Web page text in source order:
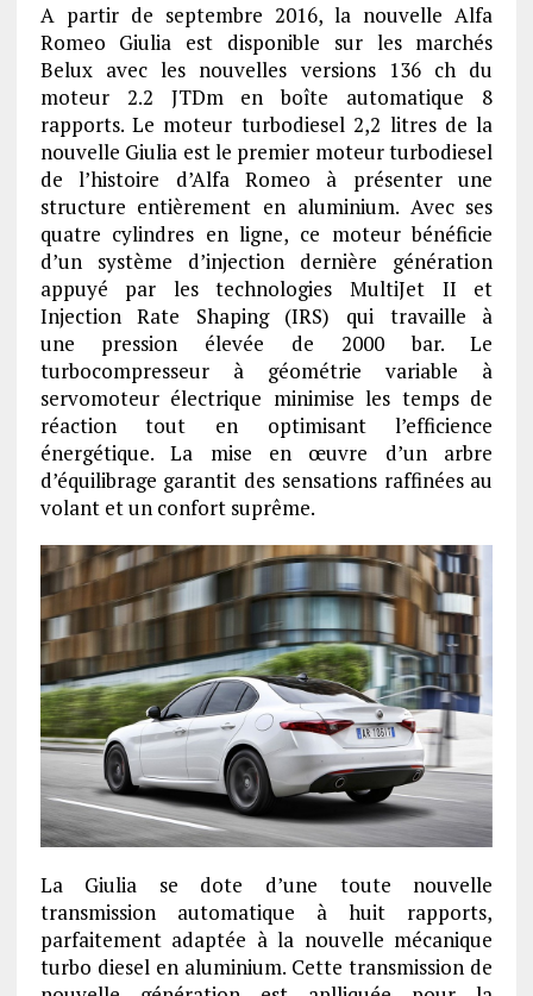
A partir de septembre 2016, la nouvelle Alfa
Romeo Giulia est disponible sur les marchés
Belux avec les nouvelles versions 136 ch du
moteur 2.2 JTDm en boîte automatique 8
rapports. Le moteur turbodiesel 2,2 litres de la
nouvelle Giulia est le premier moteur turbodiesel
de l’histoire d’Alfa Romeo à présenter une
structure entièrement en aluminium. Avec ses
quatre cylindres en ligne, ce moteur bénéficie
d’un système d’injection dernière génération
appuyé par les technologies MultiJet II et
Injection Rate Shaping (IRS) qui travaille à
une pression élevée de 2000 bar. Le
turbocompresseur à géométrie variable à
servomoteur électrique minimise les temps de
réaction tout en optimisant l’efficience
énergétique. La mise en œuvre d’un arbre
d’équilibrage garantit des sensations raffinées au
volant et un confort suprême.
La Giulia se dote d’une toute nouvelle
transmission automatique à huit rapports,
parfaitement adaptée à la nouvelle mécanique
turbo diesel en aluminium. Cette transmission de